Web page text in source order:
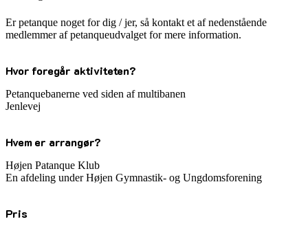
Er petanque noget for dig / jer, så kontakt et af nedenstående
medlemmer af petanqueudvalget for mere information.
Hvor foregår aktiviteten?
Petanquebanerne ved siden af multibanen
Jenlevej
Hvem er arrangør?
Højen Patanque Klub
En afdeling under Højen Gymnastik- og Ungdomsforening
Pris